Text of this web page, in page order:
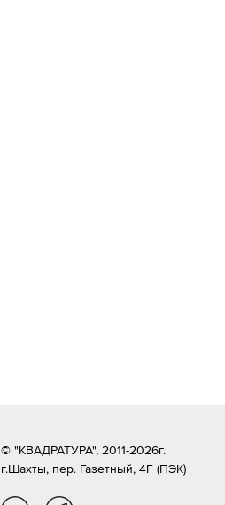
© "КВАДРАТУРА", 2011-2026г.
г.Шахты, пер. Газетный, 4Г (ПЭК)